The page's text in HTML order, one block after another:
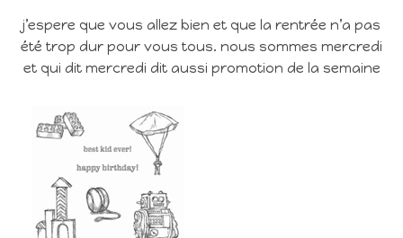
j’espere que vous allez bien et que la rentrée n’a pas
été trop dur pour vous tous. nous sommes mercredi
et qui dit mercredi dit aussi promotion de la semaine